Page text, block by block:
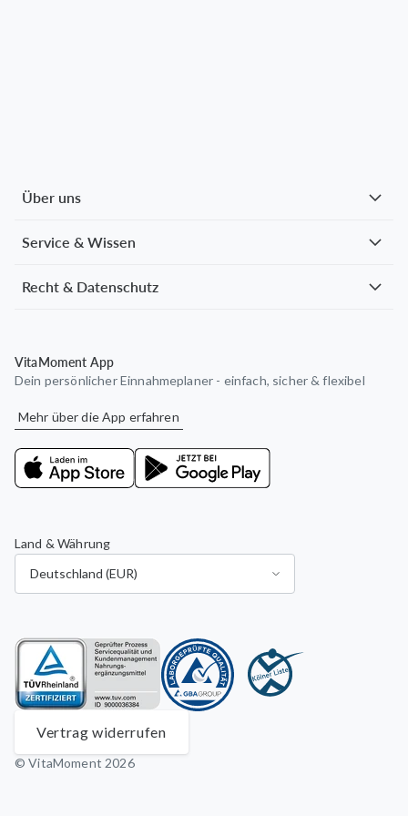
Über uns
Service & Wissen
Recht & Datenschutz
VitaMoment App
Dein persönlicher Einnahmeplaner - einfach, sicher & flexibel
Mehr über die App erfahren
Land & Währung
Vertrag widerrufen
© VitaMoment 2026